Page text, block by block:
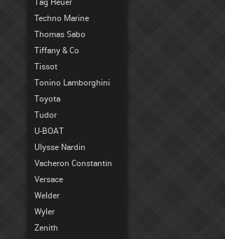
Techno Marine
Thomas Sabo
Tiffany & Co
Tissot
Tonino Lamborghini
Toyota
Tudor
U-BOAT
Ulysse Nardin
Vacheron Constantin
Versace
Welder
Wyler
Zenith